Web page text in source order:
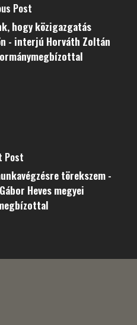
Post
hogy közigazgatás
- interjú Horváth Zoltán
Post
törekszem -
Heves megyei